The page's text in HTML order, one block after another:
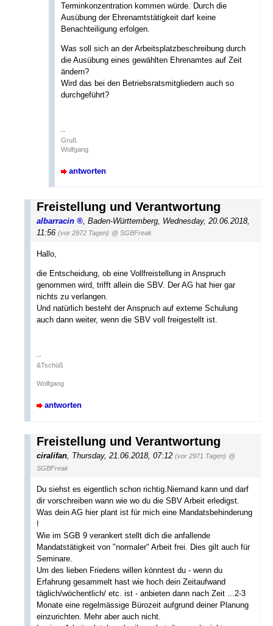
Terminkonzentration kommen würde. Durch die
Ausübung der Ehrenamtstätigkeit darf keine
Benachteiligung erfolgen.
Was soll sich an der Arbeitsplatzbeschreibung durch
die Ausübung eines gewählten Ehrenamtes auf Zeit
ändern?
Wird das bei den Betriebsratsmitgliedern auch so
durchgeführt?
--
Gruß
Wolfgang
antworten
Freistellung und Verantwortung
albarracin , Baden-Württemberg, Wednesday, 20.06.2018,
11:56 (vor 2972 Tagen) @ SGBFreak
Hallo,
die Entscheidung, ob eine Vollfreistellung in Anspruch
genommen wird, trifft allein die SBV. Der AG hat hier gar
nichts zu verlangen.
Und natürlich besteht der Anspruch auf externe Schulung
auch dann weiter, wenn die SBV voll freigestellt ist.
--
&Tschüß
Wolfgang
antworten
Freistellung und Verantwortung
ciralifan Thursday, 21.06.2018, 07:12 (vor 2971 Tagen) @
SGBFreak
Du siehst es eigentlich schon richtig.Niemand kann und darf
dir vorschreiben wann wie wo du die SBV Arbeit erledigst.
Was dein AG hier plant ist für mich eine Mandatsbehinderung
!
Wie im SGB 9 verankert stellt dich die anfallende
Mandatstätigkeit von "normaler" Arbeit frei. Dies gilt auch für
Seminare.
Um des lieben Friedens willen könntest du - wenn du
Erfahrung gesammelt hast wie hoch dein Zeitaufwand
täglich/wöchentlich/ etc. ist - anbieten dann nach Zeit ...2-3
Monate eine regelmässige Bürozeit aufgrund deiner Planung
einzurichten. Mehr aber auch nicht.